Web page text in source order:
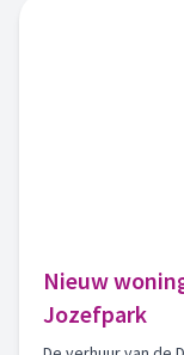
Nieuw
Jozefpark